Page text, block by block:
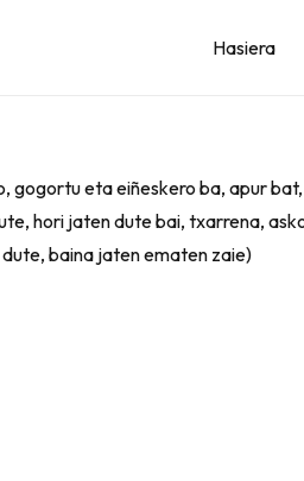
Hasiera
eta eiñeskero ba, apur
hori jaten dute bai, txarrena,
baina jaten ematen zaie)